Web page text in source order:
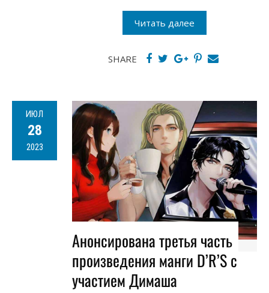
Читать далее
SHARE
ИЮЛ
28
2023
Анонсирована третья часть
произведения манги D’R’S с
участием Димаша